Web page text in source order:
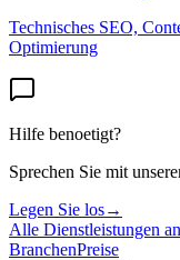
Technisches SEO,
Optimierung
Hilfe benoetigt?
Sprechen Sie mit
Legen Sie los→
Alle Dienstleistungen
BranchenPreise